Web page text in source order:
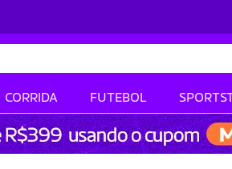
CORRIDA FUTEBOL